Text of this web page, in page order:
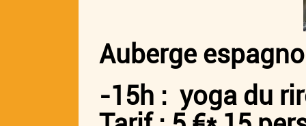
Auberge
-15h : yoga du